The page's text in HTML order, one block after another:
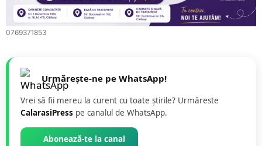
0769371853
Urmărește-ne pe WhatsApp!
Vrei să fii mereu la curent cu toate știrile? Urmăreste
CalarasiPress pe canalul de WhatsApp.
Abonează-te la canal